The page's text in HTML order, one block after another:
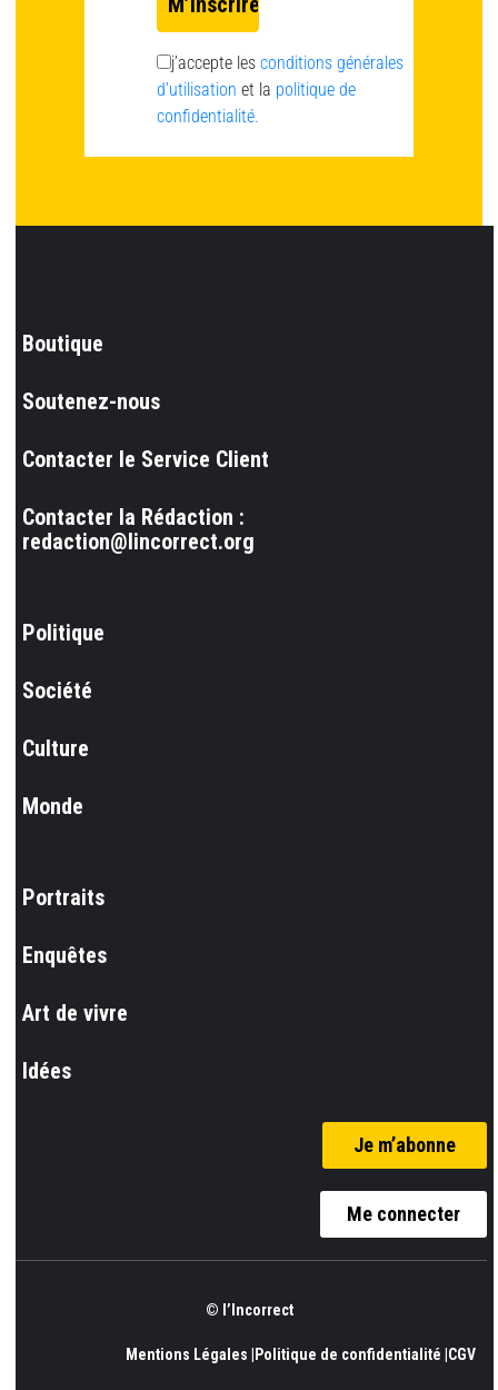
j’accepte les conditions générales
d’utilisation et la politique de
confidentialité.
Boutique
Soutenez-nous
Contacter le Service Client
Contacter la Rédaction :
redaction@lincorrect.org
Politique
Société
Culture
Monde
Portraits
Enquêtes
Art de vivre
Idées
Je m’abonne
Me connecter
© l’Incorrect
Mentions Légales | Politique de confidentialité | CGV